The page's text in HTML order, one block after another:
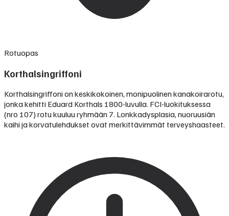
Rotuopas
Korthalsingriffoni
Korthalsingriffoni on keskikokoinen, monipuolinen kanakoirarotu,
jonka kehitti Eduard Korthals 1800-luvulla. FCI-luokituksessa
(nro 107) rotu kuuluu ryhmään 7. Lonkkadysplasia, nuoruusiän
kaihi ja korvatulehdukset ovat merkittävimmät terveyshaasteet.